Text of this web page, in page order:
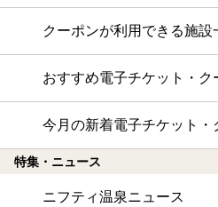
クーポンが利用できる施設
おすすめ電子チケット・ク
今月の新着電子チケット・
特集・ニュース
ニフティ温泉ニュース